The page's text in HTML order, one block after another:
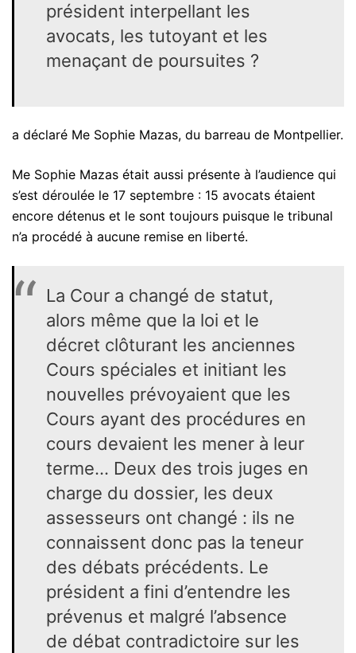
président interpellant les
avocats, les tutoyant et les
menaçant de poursuites ?
a déclaré Me Sophie Mazas, du barreau de Montpellier.
Me Sophie Mazas était aussi présente à l’audience qui
s’est déroulée le 17 septembre : 15 avocats étaient
encore détenus et le sont toujours puisque le tribunal
n’a procédé à aucune remise en liberté.
La Cour a changé de statut,
alors même que la loi et le
décret clôturant les anciennes
Cours spéciales et initiant les
nouvelles prévoyaient que les
Cours ayant des procédures en
cours devaient les mener à leur
terme… Deux des trois juges en
charge du dossier, les deux
assesseurs ont changé : ils ne
connaissent donc pas la teneur
des débats précédents. Le
président a fini d’entendre les
prévenus et malgré l’absence
de débat contradictoire sur les